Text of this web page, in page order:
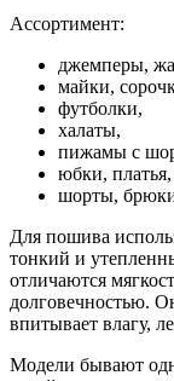
Ассортимент:
джемперы,
майки,
футболки,
халаты,
пижамы с
юбки, платья,
шорты,
Для пошива
тонкий и
отличаются
долговечностью.
впитывает влагу,
Модели бывают